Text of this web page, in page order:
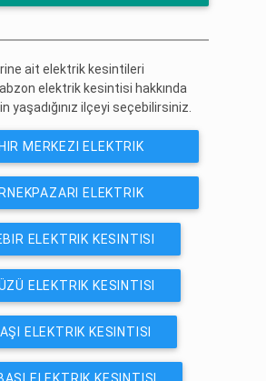
ait elektrik kesintileri
elektrik kesintisi hakkında
yaşadığınız ilçeyi seçebilirsiniz.
MERKEZI ELEKTRIK
KESINTISI
ELEKTRIK
KESINTISI
ELEKTRIK KESINTISI
ELEKTRIK KESINTISI
ELEKTRIK KESINTISI
ELEKTRIK KESINTISI